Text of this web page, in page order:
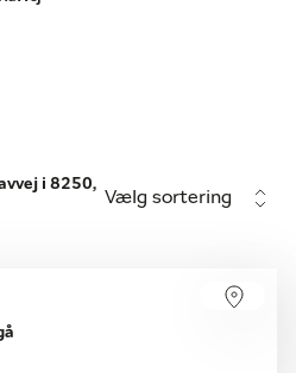
i 8250,
Vælg sortering